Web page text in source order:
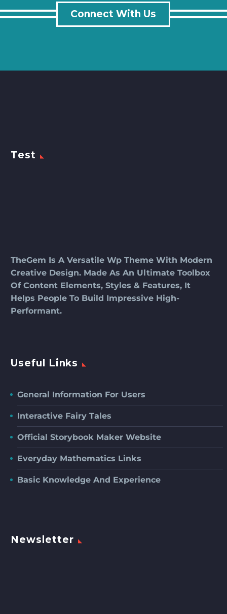
Connect With Us
Test
TheGem Is A Versatile Wp Theme With Modern
Creative Design. Made As An Ultimate Toolbox
Of Content Elements, Styles & Features, It
Helps People To Build Impressive High-
Performant.
Useful Links
General Information For Users
Interactive Fairy Tales
Official Storybook Maker Website
Everyday Mathematics Links
Basic Knowledge And Experience
Newsletter